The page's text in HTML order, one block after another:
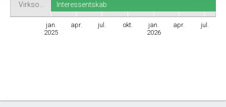
Virkso…
jan.
2025
apr. jul. okt.
jan.
2026
apr. jul.
Interessentskab